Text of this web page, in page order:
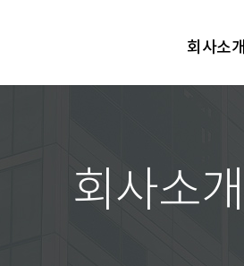
회사소개
회사소개